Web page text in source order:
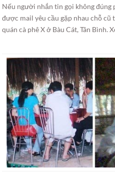
Nếu người nhắn tin gọi không đúng
được mail yêu cầu gặp nhau chỗ
quán cà phê X ở Bàu Cát, Tân Bình.